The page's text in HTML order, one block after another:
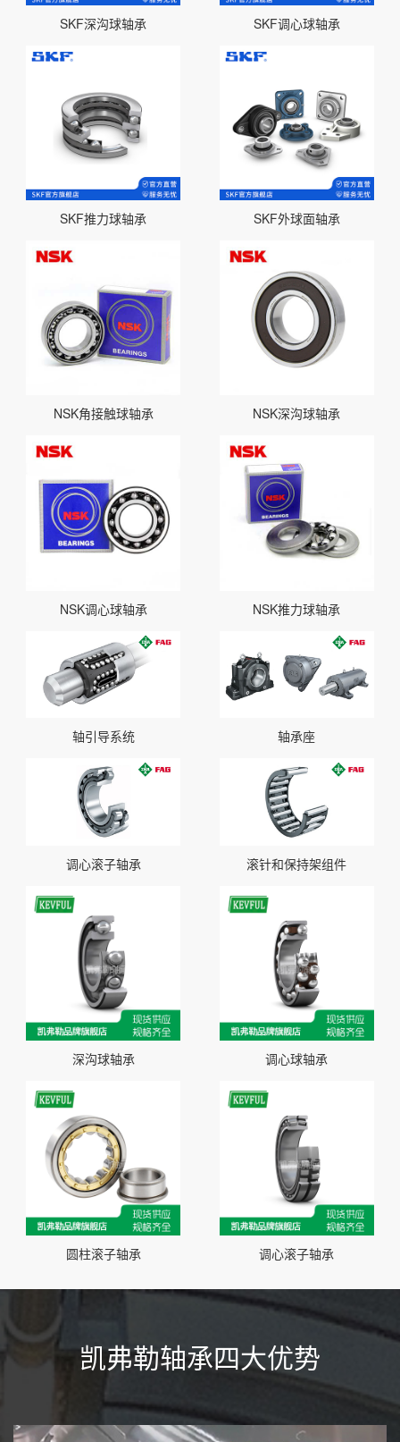
SKF深沟球轴承 SKF调心球轴承
SKF推力球轴承 SKF外球面轴承
NSK角接触球轴承 NSK深沟球轴承
NSK调心球轴承 NSK推力球轴承
轴引导系统 轴承座
调心滚子轴承 滚针和保持架组件
深沟球轴承 调心球轴承
圆柱滚子轴承 调心滚子轴承
凯弗勒轴承四大优势